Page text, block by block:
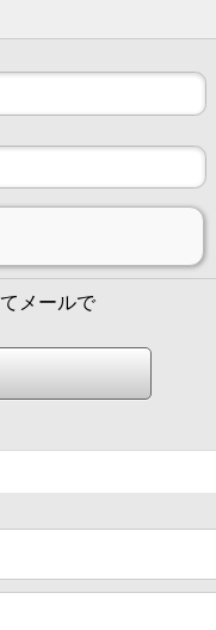
メールで